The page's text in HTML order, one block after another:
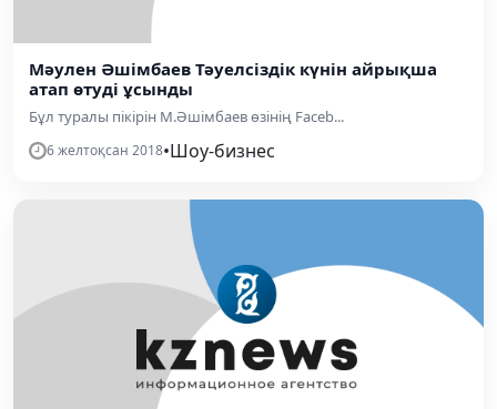
Мәулен Әшімбаев Тәуелсіздік күнін айрықша
атап өтуді ұсынды
Бұл туралы пікірін М.Әшімбаев өзінің Faceb...
6 желтоқсан 2018•Шоу-бизнес